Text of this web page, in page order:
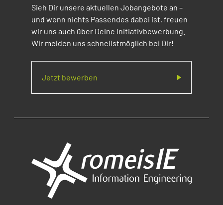
Sieh Dir unsere aktuellen Jobangebote an –
und wenn nichts Passendes dabei ist, freuen
wir uns auch über Deine Initiativbewerbung.
Wir melden uns schnellstmöglich bei Dir!
Jetzt bewerben